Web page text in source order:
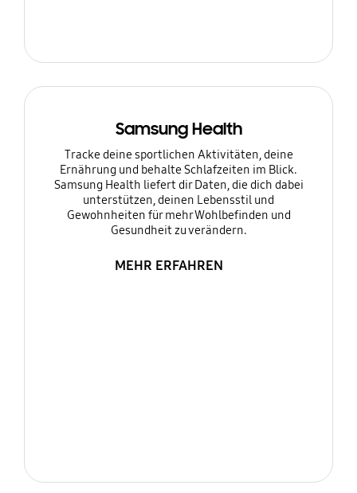
Samsung Health
Tracke deine sportlichen Aktivitäten, deine
Ernährung und behalte Schlafzeiten im Blick.
Samsung Health liefert dir Daten, die dich dabei
unterstützen, deinen Lebensstil und
Gewohnheiten für mehr Wohlbefinden und
Gesundheit zu verändern.
MEHR ERFAHREN